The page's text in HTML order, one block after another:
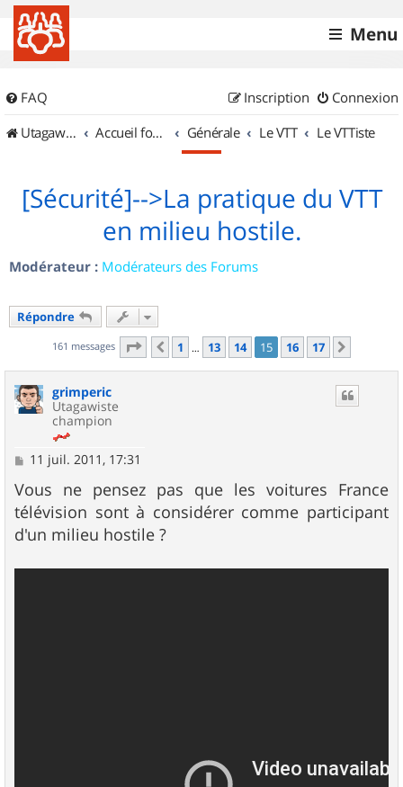
Menu
FAQ Connexion
Inscription
UtagawaVTT (Randos VTT et VTTAE avec traces GPS)
Accueil forum Générale Le VTT Le VTTiste
[Sécurité]-->La pratique du VTT
en milieu hostile.
Modérateur : Modérateurs des Forums
Répondre
161 messages Page 15 sur17
Précédent
1 … 13 14 15 16 17
grimperic
Utagawiste
champion
M
s
s
a
g
e
11 juil. 2011, 17:31
Vous ne pensez pas que les voitures France
télévision sont à considérer comme participant
d'un milieu hostile ?